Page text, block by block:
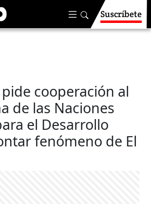
Suscríbete
cooperación al
de las Naciones
el Desarrollo
fenómeno de El